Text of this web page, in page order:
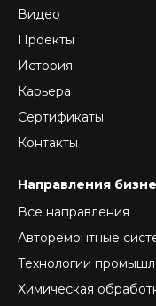
Видео
Проекты
История
Карьера
Сертификаты
Контакты
Направления
Все направления
Авторемонтные
Технологии
Химическая